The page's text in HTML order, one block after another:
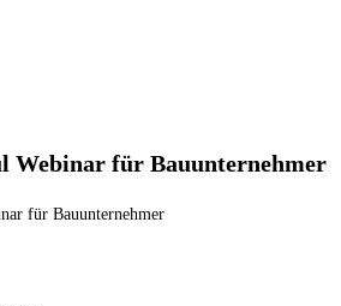
Webinar für Bauunternehmer